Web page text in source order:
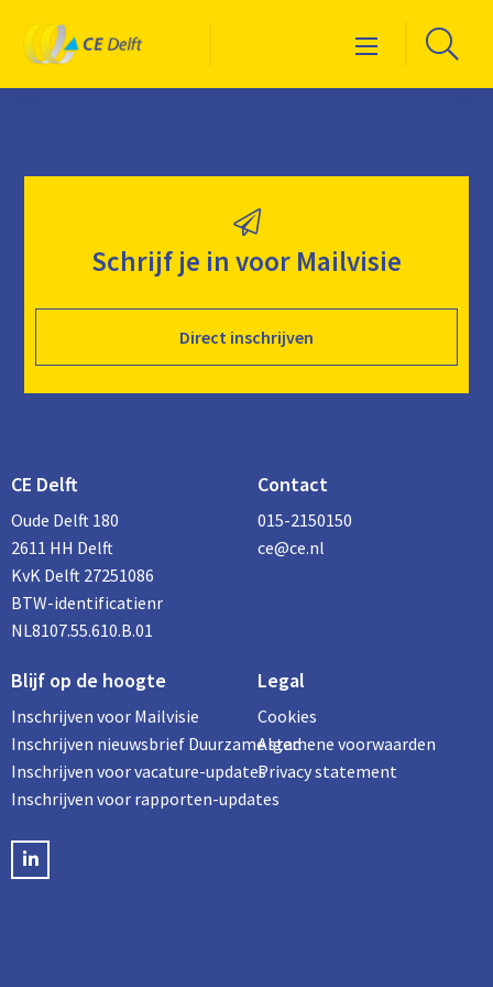
Logo
CE
Delft
Menu Ga
Schrijf je in voor Mailvisie
Direct inschrijven
CE Delft
Oude Delft 180
2611 HH Delft
KvK Delft 27251086
BTW-identificatienr
NL8107.55.610.B.01
Contact
015-2150150
ce@ce.nl
Blijf op de hoogte
Inschrijven voor Mailvisie
Inschrijven nieuwsbrief Duurzame stad
Inschrijven voor vacature-updates
Inschrijven voor rapporten-updates
LinkedIN
Legal
Cookies
Algemene voorwaarden
Privacy statement